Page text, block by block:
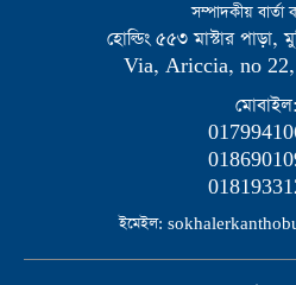
সম্পাদকীয় বার্তা
হোল্ডিং ৫৫৩ মাস্টার পাড়া,
Via, Ariccia, no
মোবাইল:
ইমেইল: